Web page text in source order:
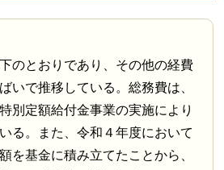
のとおりであり、その他の経費
いで推移している。総務費は、
別定額給付金事業の実施により
る。また、令和４年度において
を基金に積み立てたことから、